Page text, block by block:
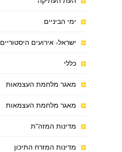
ימי הביניים
ישראל- אירועים היסטוריים
כללי
מאגר מלחמת העצמאות
מאגר מלחמת העצמאות
מדינות המזה"ת
מדינות המזרח התיכון